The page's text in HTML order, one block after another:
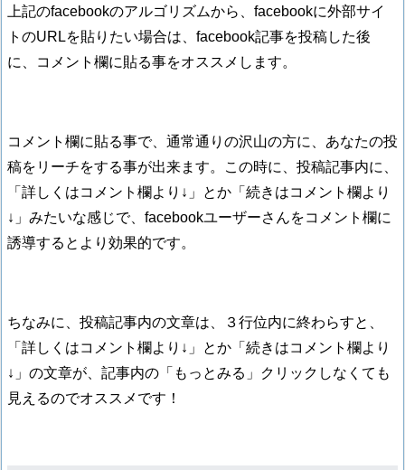
上記のfacebookのアルゴリズムから、facebookに外部サイ
トのURLを貼りたい場合は、facebook記事を投稿した後
に、コメント欄に貼る事をオススメします。
コメント欄に貼る事で、通常通りの沢山の方に、あなたの投
稿をリーチをする事が出来ます。この時に、投稿記事内に、
「詳しくはコメント欄より↓」とか「続きはコメント欄より
↓」みたいな感じで、facebookユーザーさんをコメント欄に
誘導するとより効果的です。
ちなみに、投稿記事内の文章は、３行位内に終わらすと、
「詳しくはコメント欄より↓」とか「続きはコメント欄より
↓」の文章が、記事内の「もっとみる」クリックしなくても
見えるのでオススメです！